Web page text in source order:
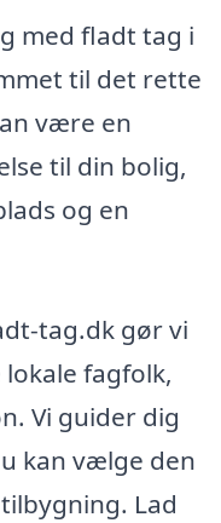
med fladt tag i
til det rette
være en
til din bolig,
og en
tag.dk gør vi
fagfolk,
Vi guider dig
kan vælge den
Lad